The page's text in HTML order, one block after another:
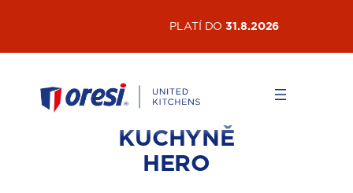
PLATÍ DO31.8.2026
KUCHYNĚ
HERO